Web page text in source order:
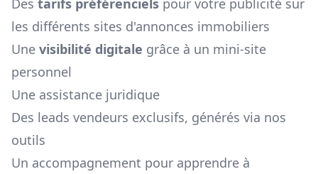
Des tarifs préférenciels pour votre publicité sur
les différents sites d'annonces immobiliers
Une visibilité digitale grâce à un mini-site
personnel
Une assistance juridique
Des leads vendeurs exclusifs, générés via nos
outils
Un accompagnement pour apprendre à